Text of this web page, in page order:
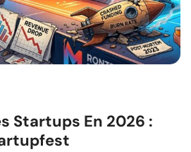
Startups En 2026 :